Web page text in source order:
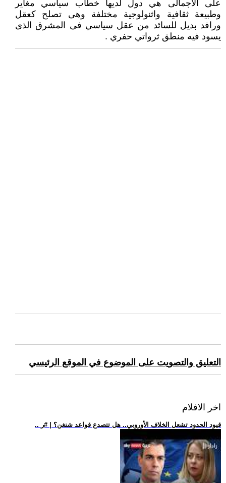
على الاجمالى هي دول لديها خطاب سياسي مغاير
وطبيعة ثقافية واثنولوجية مختلفة وهى تصلح كعقل
ورافد بديل للسائد من عقل سياسي فى المشرق الذى
يسود فيه منطق ثرواتي حفري .
التعليق والتصويت على الموضوع في الموقع الرئيسي
اخر الافلام
.. قيود الحدود تشعل الخلاف الأوروبي.. هل تتصدع قواعد شنغن؟ | #ر